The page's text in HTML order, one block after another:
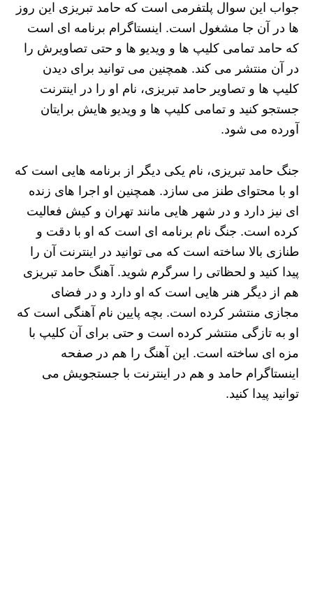
جواب این سوال پلتفرمی است که حامد تبریزی این روز
ها در آن جا مشغول است. اینستاگرام برنامه ای است
که حامد تمامی کلیپ ها و ویدیو ها و حتی تصاویرش را
در آن منتشر می کند. همچنین می توانید برای دیدن
کلیپ ها و تصاویر حامد تبریزی، نام او را در اینترنت
جستجو کنید و تمامی کلیپ ها و ویدیو هایش برایتان
آورده می شود.
جنگ حامد تبریزی، نام یکی دیگر از برنامه هایی است که
او با محتوای طنز می سازد. همچنین او اجرا های زنده
ای نیز دارد و در شهر هایی مانند تهران و کیش فعالیت
کرده است. جنگ نام برنامه ای است که او با دقت و
طنازی بالا ساخته است که می توانید در اینترنت آن را
پیدا کنید و لحظاتی را سرگرم شوید. آهنگ حامد تبریزی
هم از دیگر هنر هایی است که او دارد و در فضای
مجازی منتشر کرده است. بچه پایین نام آهنگی است که
او به تازگی منتشر کرده است و حتی برای آن کلیپ با
مزه ای ساخته است. این آهنگ را هم در صفحه
اینستاگرام حامد و هم در اینترنت با جستجویش می
توانید پیدا کنید.